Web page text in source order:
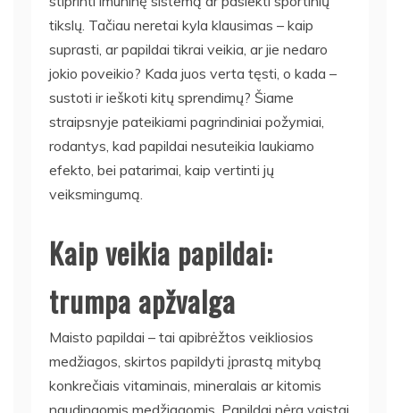
tikslų. Tačiau neretai kyla klausimas – kaip
suprasti, ar papildai tikrai veikia, ar jie nedaro
jokio poveikio? Kada juos verta tęsti, o kada –
sustoti ir ieškoti kitų sprendimų? Šiame
straipsnyje pateikiami pagrindiniai požymiai,
rodantys, kad papildai nesuteikia laukiamo
efekto, bei patarimai, kaip vertinti jų
veiksmingumą.
Kaip veikia papildai:
trumpa apžvalga
Maisto papildai – tai apibrėžtos veikliosios
medžiagos, skirtos papildyti įprastą mitybą
konkrečiais vitaminais, mineralais ar kitomis
naudingomis medžiagomis. Papildai nėra vaistai